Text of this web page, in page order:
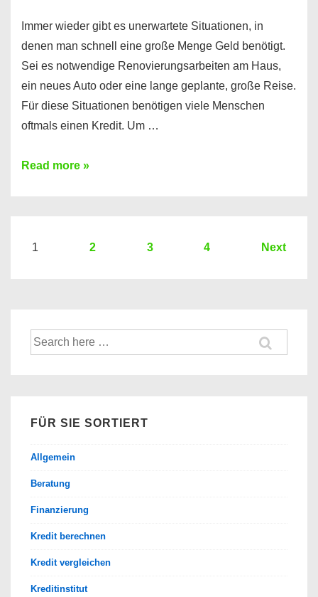
Immer wieder gibt es unerwartete Situationen, in
denen man schnell eine große Menge Geld benötigt.
Sei es notwendige Renovierungsarbeiten am Haus,
ein neues Auto oder eine lange geplante, große Reise.
Für diese Situationen benötigen viele Menschen
oftmals einen Kredit. Um …
Brauchen
Summe
Euro
Read more »
Seitennummerierung
1 2 3 4 Next
Suche
nach:
FÜR SIE SORTIERT
Allgemein
Beratung
Finanzierung
Kredit berechnen
Kredit vergleichen
Kreditinstitut